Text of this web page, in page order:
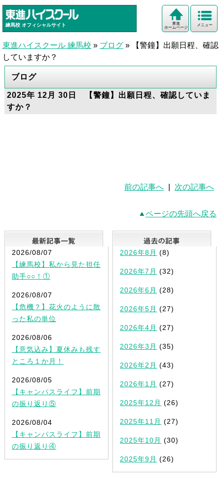
練馬校 オフィシャルサイト メニュー
東進
ホームページ
東進ハイスクール 練馬校 » ブログ »
【警鐘】出願日程、確認
していますか？
ブログ
2025年 12月 30日 【警鐘】出願日程、確認していま
すか？
前の記事へ 次の記事へ
ページの先頭へ戻る
最新記事一覧
2026/08/07
【練馬校】私から見た担任
助手○○！①
2026/08/07
【危機？】花火のように散
った私の単位
2026/08/06
【意気込み】夏休みも残す
ところ１か月！
2026/08/05
【キャンパスライフ】前期
の振り返り⑤
2026/08/04
【キャンパスライフ】前期
の振り返り④
2026年8月 (8)
2026年7月 (32)
2026年6月 (28)
2026年5月 (27)
2026年4月 (27)
2026年3月 (35)
2026年2月 (43)
2026年1月 (27)
2025年12月 (26)
2025年11月 (27)
2025年10月 (30)
2025年9月 (26)